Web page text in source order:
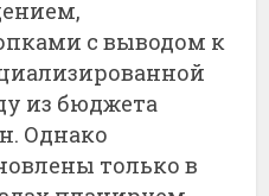
с выводом к
из бюджета
Однако
только в